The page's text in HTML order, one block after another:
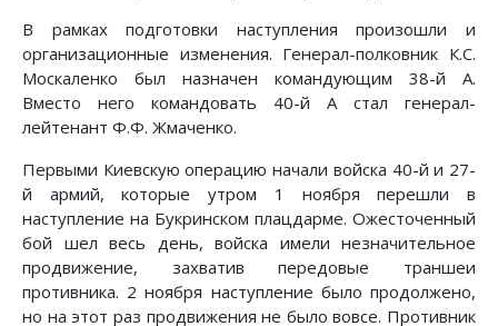
В рамках подготовки наступления произошли и
организационные изменения. Генерал-полковник К.С.
Москаленко был назначен командующим 38-й А.
Вместо него командовать 40-й А стал генерал-
лейтенант Ф.Ф. Жмаченко.
Первыми Киевскую операцию начали войска 40-й и 27-
й армий, которые утром 1 ноября перешли в
наступление на Букринском плацдарме. Ожесточенный
бой шел весь день, войска имели незначительное
продвижение, захватив передовые траншеи
противника. 2 ноября наступление было продолжено,
но на этот раз продвижения не было вовсе. Противник